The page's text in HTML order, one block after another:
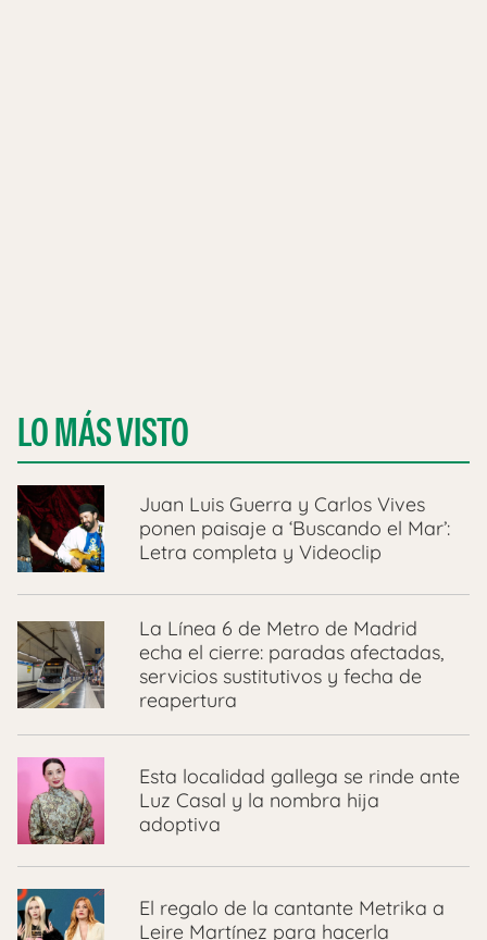
LO MÁS VISTO
Juan Luis Guerra y Carlos Vives
ponen paisaje a ‘Buscando el Mar’:
Letra completa y Videoclip
La Línea 6 de Metro de Madrid
echa el cierre: paradas afectadas,
servicios sustitutivos y fecha de
reapertura
Esta localidad gallega se rinde ante
Luz Casal y la nombra hija
adoptiva
El regalo de la cantante Metrika a
Leire Martínez para hacerla